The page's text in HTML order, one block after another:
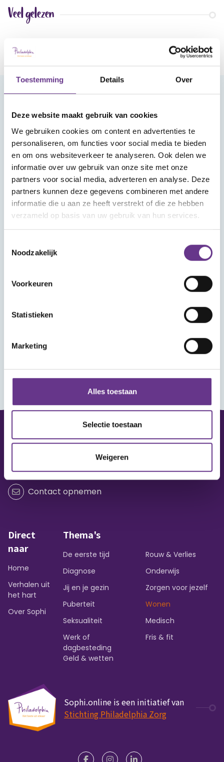
Toestemming Details Over
Deze website maakt gebruik van cookies
We gebruiken cookies om content en advertenties te
personaliseren, om functies voor social media te bieden
en om ons websiteverkeer te analyseren. Ook delen we
informatie over uw gebruik van onze site met onze
partners voor social media, adverteren en analyse. Deze
partners kunnen deze gegevens combineren met andere
informatie die u aan ze heeft verstrekt of die ze hebben
verzameld op basis van uw gebruik van hun services.
Noodzakelijk
Voorkeuren
Statistieken
Marketing
Alles toestaan
Selectie toestaan
Weigeren
Veel gelezen
Aanmelden
Vraag of opmerking?
Heb je een vraag of wil je iets delen?
Contact opnemen
Direct
naar
Home
Verhalen uit
het hart
Over Sophi
Thema's
De eerste tijd
Diagnose
Jij en je gezin
Puberteit
Seksualiteit
Werk of
dagbesteding
Rouw & Verlies
Onderwijs
Zorgen voor jezelf
Wonen
Medisch
Fris & fit
Geld & wetten
Sophi.online is een initiatief van
Stichting Philadelphia Zorg